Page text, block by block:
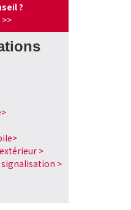
?
>
>